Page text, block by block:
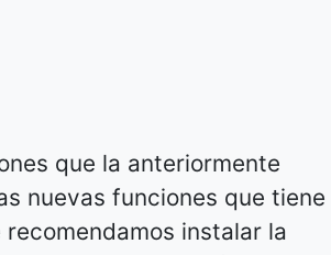
que la anteriormente
nuevas funciones que tiene
instalar la